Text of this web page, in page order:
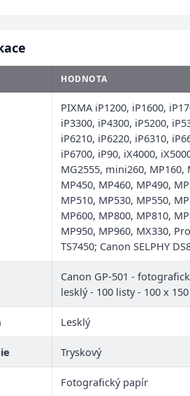
HODNOTA
PIXMA iP1200, iP1600,
iP3300, iP4300, iP5200,
iP6210, iP6220, iP6310,
iP6700, iP90, iX4000,
MG2555, mini260, MP160,
MP450, MP460, MP490,
MP510, MP530, MP550,
MP600, MP800, MP810,
MP950, MP960, MX330,
TS7450; Canon SELPHY
Canon GP-501 -
lesklý - 100 listy - 100 x
Lesklý
Tryskový
Fotografický papír